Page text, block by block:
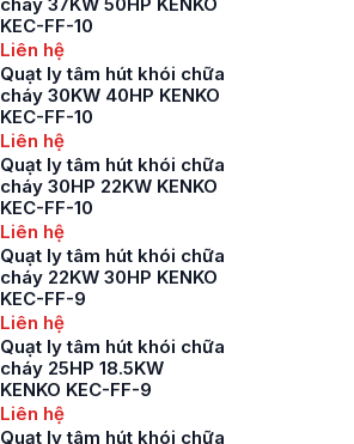
KEC-FF-10
Liên hệ
Quạt ly tâm hút khói chữa
cháy 30KW 40HP KENKO
KEC-FF-10
Liên hệ
Quạt ly tâm hút khói chữa
cháy 30HP 22KW KENKO
KEC-FF-10
Liên hệ
Quạt ly tâm hút khói chữa
cháy 22KW 30HP KENKO
KEC-FF-9
Liên hệ
Quạt ly tâm hút khói chữa
cháy 25HP 18.5KW
KENKO KEC-FF-9
Liên hệ
Quạt ly tâm hút khói chữa